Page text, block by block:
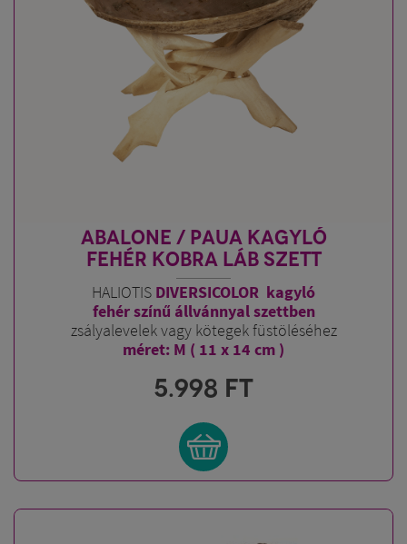
ABALONE / PAUA KAGYLÓ
FEHÉR KOBRA LÁB SZETT
HALIOTIS DIVERSICOLOR kagyló
fehér színű állvánnyal szettben
zsályalevelek vagy kötegek füstöléséhez
méret: M ( 11 x 14 cm )
5.998 FT